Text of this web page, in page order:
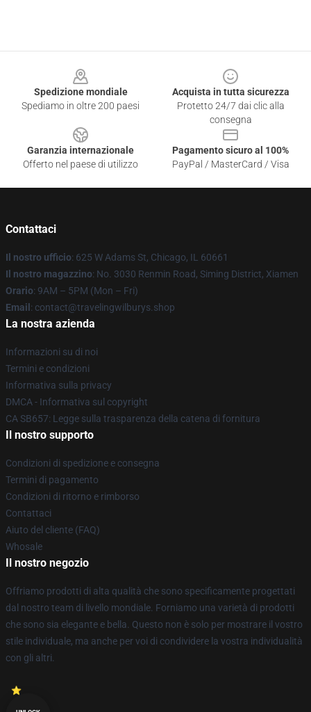
Spedizione mondiale
Spediamo in oltre 200 paesi
Acquista in tutta sicurezza
Protetto 24/7 dai clic alla
consegna
Garanzia internazionale
Offerto nel paese di utilizzo
Pagamento sicuro al 100%
PayPal / MasterCard / Visa
Contattaci
Il nostro ufficio: 625 W Adams St, Chicago, IL 60661
Il nostro magazzino: No. 3030 Renmin Road, Siming District, Xiamen
Orario: 9AM – 5PM (Mon – Fri)
Email : contact@travelingwilburys.shop
La nostra azienda
Informazioni su di noi
Termini e condizioni
Informativa sulla privacy
DMCA - Informativa sul copyright
CA SB657: Legge sulla trasparenza della catena di fornitura
Il nostro supporto
Condizioni di spedizione e consegna
Termini di pagamento
Condizioni di ritorno e rimborso
Contattaci
Aiuto del cliente (FAQ)
Whosale
Il nostro negozio
Offriamo prodotti di alta qualità che sono specificamente progettati
dal nostro team di livello mondiale. Forniamo una varietà di prodotti
che sono sia elegante e bella. Questo non è solo per mostrare il vostro
stile individuale, ma anche per voi di condividere la vostra individualità
con gli altri.